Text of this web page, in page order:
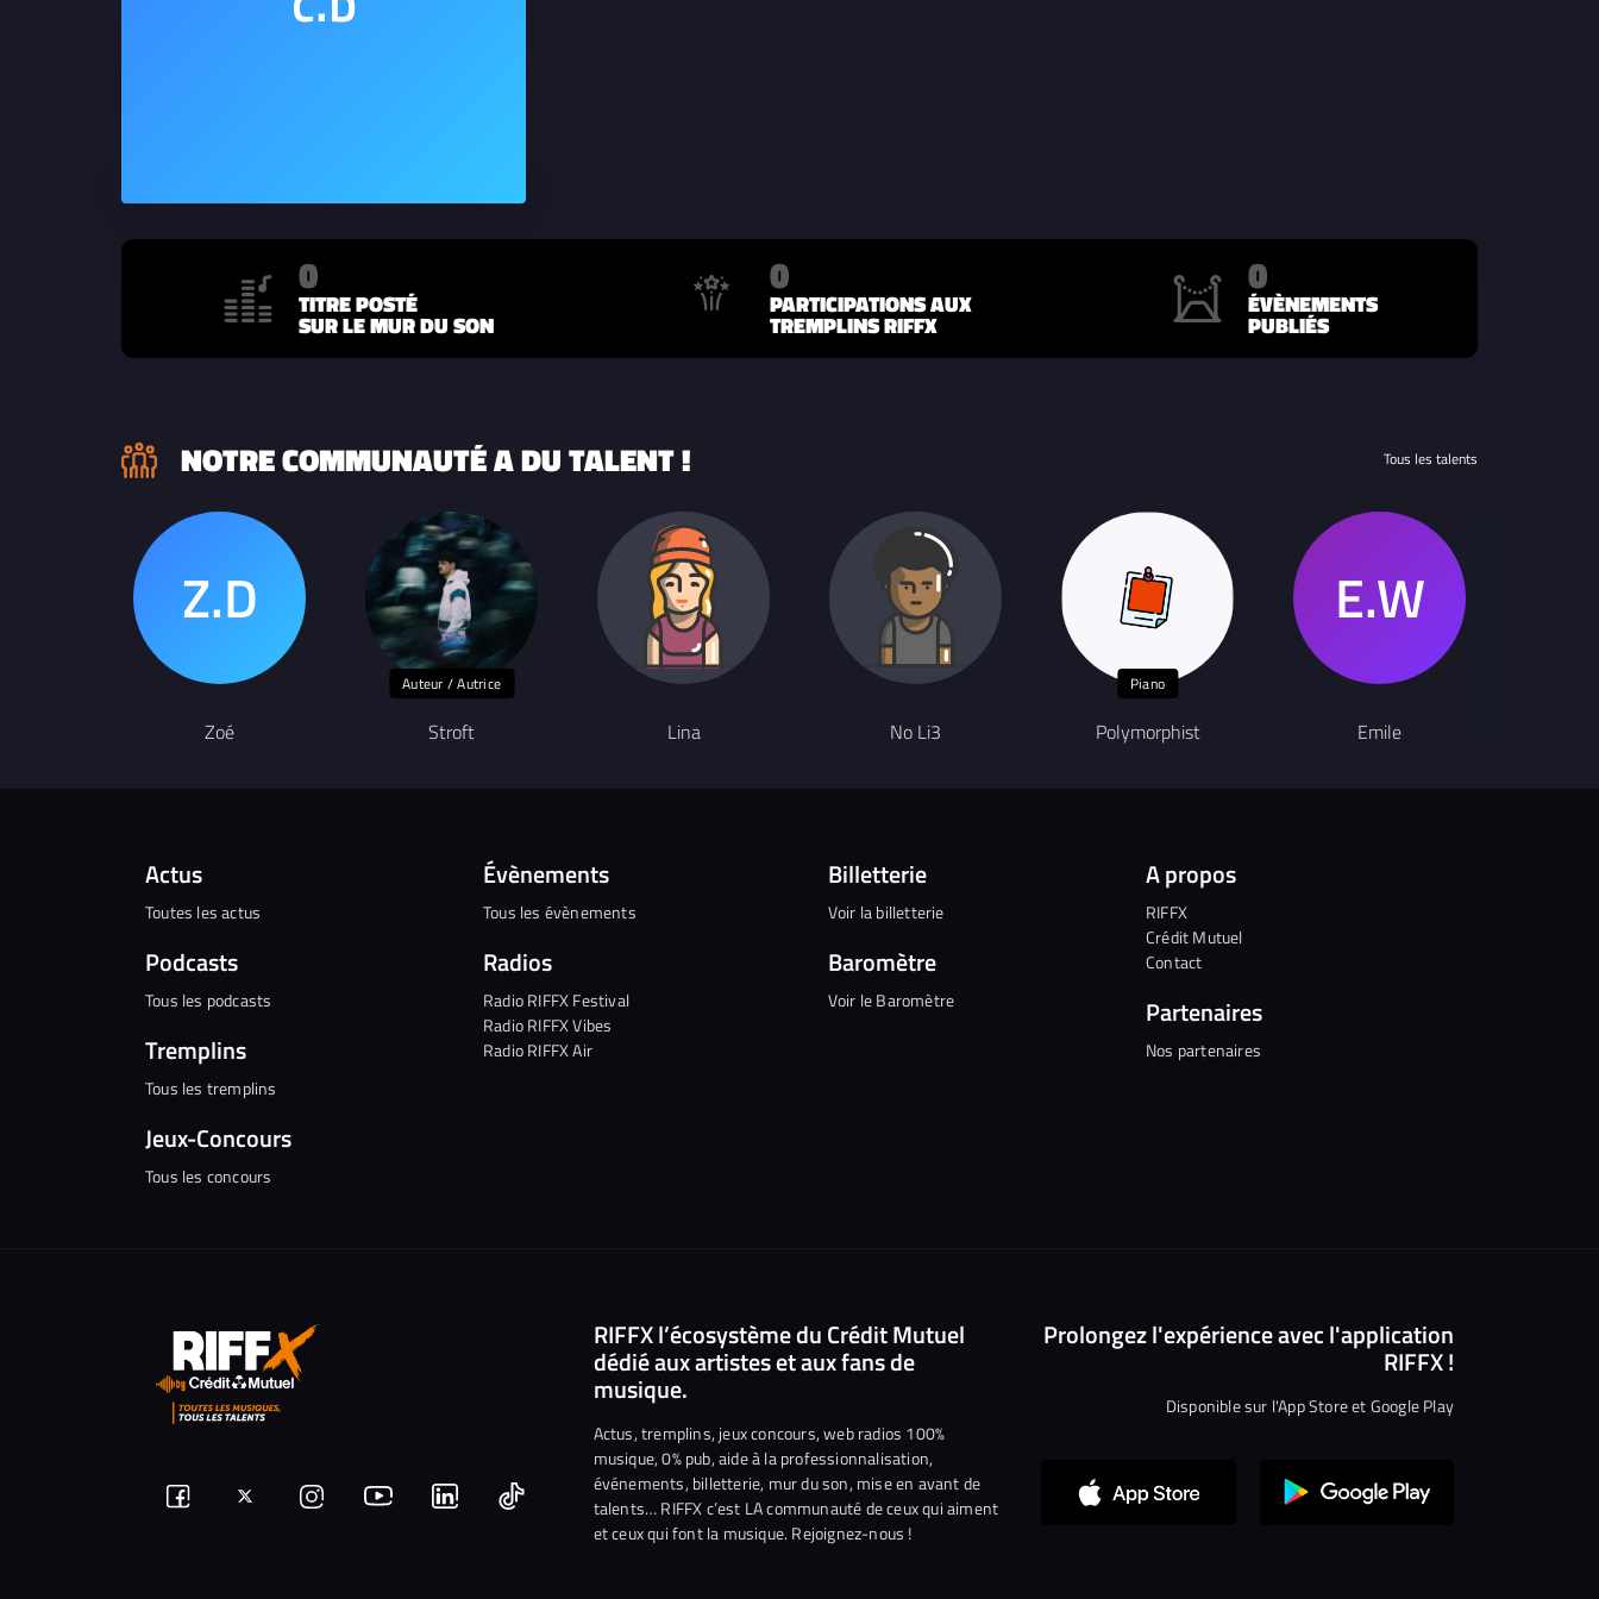
les Cookies !
vous déranger, mais on aimerait bien vous accompagner pendant
votre visite...
0
TITRE POSTÉ
SUR LE MUR DU SON
0
PARTICIPATIONS AUX
TREMPLINS RIFFX
0
ÉVÈNEMENTS
PUBLIÉS
NOTRE COMMUNAUTÉ A DU TALENT ! Tous les talents
Zoé
Auteur / Autrice
Stroft Lina No Li3
Piano
Polymorphist Emile
Actus
Toutes les actus
Podcasts
Tous les podcasts
Tremplins
Tous les tremplins
Jeux-Concours
Tous les concours
Évènements
Tous les évènements
Radios
Radio RIFFX Festival
Radio RIFFX Vibes
Radio RIFFX Air
Billetterie
Voir la billetterie
Baromètre
Voir le Baromètre
A propos
RIFFX
Crédit Mutuel
Contact
Partenaires
Nos partenaires
Suivez-Suivez-Nous
NousNous Nous
RIFFX l’écosystème du Crédit Mutuel
dédié aux artistes et aux fans de
musique.
Actus, tremplins, jeux concours, web radios 100%
musique, 0% pub, aide à la professionnalisation,
événements, billetterie, mur du son, mise en avant de
talents… RIFFX c’est LA communauté de ceux qui aiment
et ceux qui font la musique. Rejoignez-nous !
Prolongez l'expérience avec l'application
RIFFX !
Disponible sur l'App Store et Google Play